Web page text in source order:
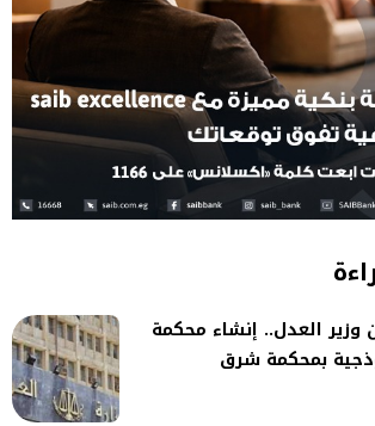
وزير العدل.. إنشاء محكمة
بمحكمة شرق